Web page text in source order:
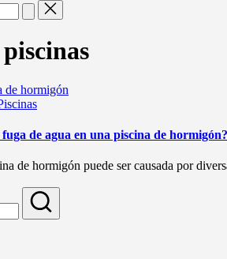
piscinas
de agua en una piscina de hormigón?
de hormigón puede ser causada por